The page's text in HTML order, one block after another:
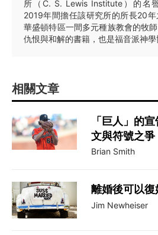
所（C. S. Lewis Institute）的名
2019年間擔任該研究所的所長20
華盛頓特區一間多元種族教會的牧
仇恨與和解的書籍，也是福音派神學
相關文章
「巨人」的
文與符號之爭
Brian Smith
離婚後可以復
Jim Newheiser